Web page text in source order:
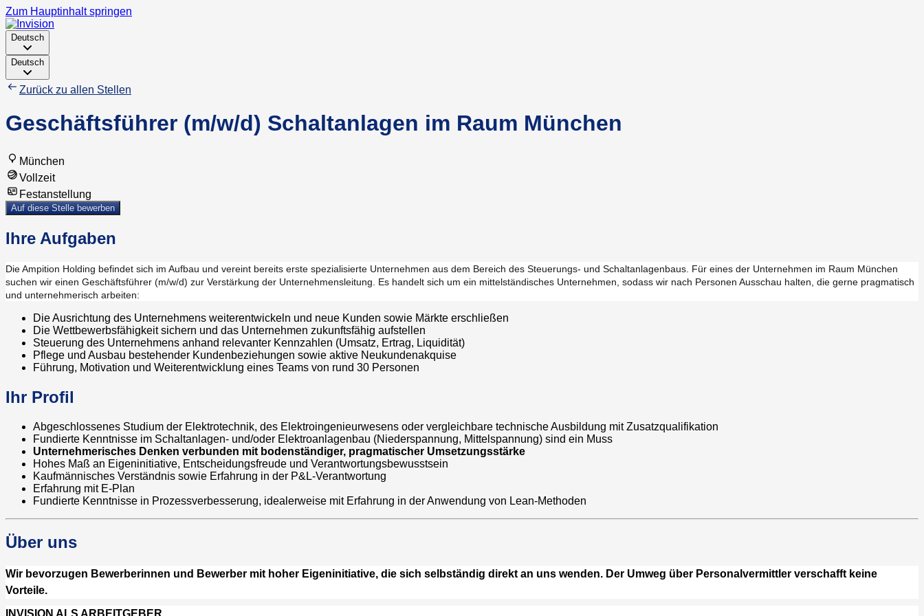
Zum Hauptinhalt springen
Deutsch
Deutsch
Zurück zu allen Stellen
Geschäftsführer (m/w/d) Schaltanlagen im Raum München
München
Vollzeit
Festanstellung
Auf diese Stelle bewerben
Ihre Aufgaben
Die Ampition Holding befindet sich im Aufbau und vereint bereits erste spezialisierte Unternehmen aus dem Bereich des Steuerungs- und Schaltanlagenbaus. Für eines der Unternehmen im Raum München
suchen wir einen Geschäftsführer (m/w/d) zur Verstärkung der Unternehmensleitung. Es handelt sich um ein mittelständisches Unternehmen, sodass wir nach Personen Ausschau halten, die gerne pragmatisch
und unternehmerisch arbeiten:
Die Ausrichtung des Unternehmens weiterentwickeln und neue Kunden sowie Märkte erschließen
Die Wettbewerbsfähigkeit sichern und das Unternehmen zukunftsfähig aufstellen
Steuerung des Unternehmens anhand relevanter Kennzahlen (Umsatz, Ertrag, Liquidität)
Pflege und Ausbau bestehender Kundenbeziehungen sowie aktive Neukundenakquise
Führung, Motivation und Weiterentwicklung eines Teams von rund 30 Personen
Ihr Profil
Abgeschlossenes Studium der Elektrotechnik, des Elektroingenieurwesens oder vergleichbare technische Ausbildung mit Zusatzqualifikation
Fundierte Kenntnisse im Schaltanlagen- und/oder Elektroanlagenbau (Niederspannung, Mittelspannung) sind ein Muss
Unternehmerisches Denken verbunden mit bodenständiger, pragmatischer Umsetzungsstärke
Hohes Maß an Eigeninitiative, Entscheidungsfreude und Verantwortungsbewusstsein
Kaufmännisches Verständnis sowie Erfahrung in der P&L-Verantwortung
Erfahrung mit E-Plan
Fundierte Kenntnisse in Prozessverbesserung, idealerweise mit Erfahrung in der Anwendung von Lean-Methoden
Über uns
Wir bevorzugen Bewerberinnen und Bewerber mit hoher Eigeninitiative, die sich selbständig direkt an uns wenden. Der Umweg über Personalvermittler verschafft keine
Vorteile.